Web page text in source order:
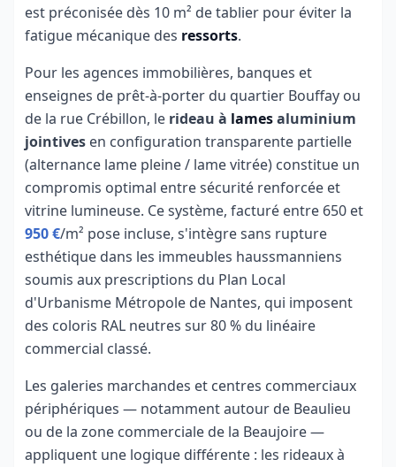
est préconisée dès 10 m² de tablier pour éviter la
fatigue mécanique des ressorts.
Pour les agences immobilières, banques et
enseignes de prêt-à-porter du quartier Bouffay ou
de la rue Crébillon, le rideau à lamesaluminium
jointives en configuration transparente partielle
(alternance lame pleine / lame vitrée) constitue un
compromis optimal entre sécurité renforcée et
vitrine lumineuse. Ce système, facturé entre 650 et
950 €/m² pose incluse, s'intègre sans rupture
esthétique dans les immeubles haussmanniens
soumis aux prescriptions du Plan Local
d'Urbanisme Métropole de Nantes, qui imposent
des coloris RAL neutres sur 80 % du linéaire
commercial classé.
Les galeries marchandes et centres commerciaux
périphériques — notamment autour de Beaulieu
ou de la zone commerciale de la Beaujoire —
appliquent une logique différente : les rideaux à